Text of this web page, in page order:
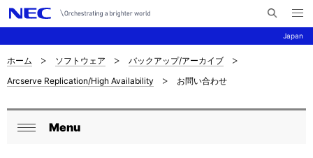
Japan
イ
メ
ニ
ュ
ナ
ビ
ゲ
サ
イ
ト
ホーム ソフトウェア
バックアップ/アーカイブ
Arcserve Replication/High Availability
お問い合わせ
ロ
Menu